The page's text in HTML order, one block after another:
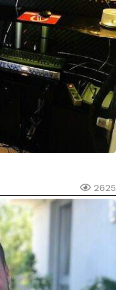
2625